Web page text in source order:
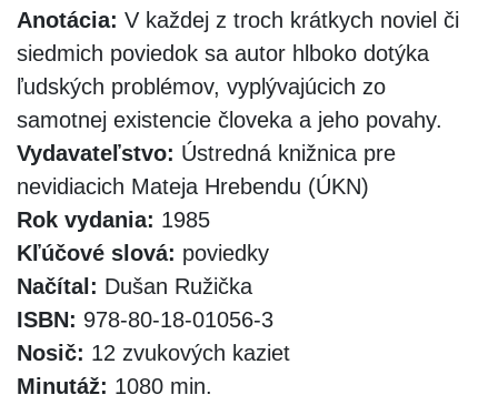
Anotácia: V každej z troch krátkych noviel či
siedmich poviedok sa autor hlboko dotýka
ľudských problémov, vyplývajúcich zo
samotnej existencie človeka a jeho povahy.
Vydavateľstvo: Ústredná knižnica pre
nevidiacich Mateja Hrebendu (ÚKN)
Rok vydania: 1985
Kľúčové slová: poviedky
Načítal: Dušan Ružička
ISBN: 978-80-18-01056-3
Nosič: 12 zvukových kaziet
Minutáž: 1080 min.